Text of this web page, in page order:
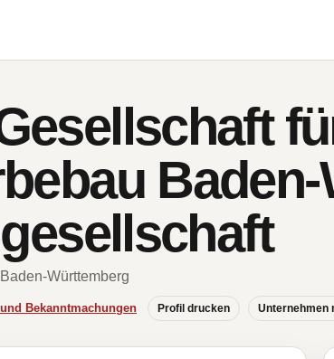
Württemberg
Bekanntmachungen Profil drucken Unternehmen